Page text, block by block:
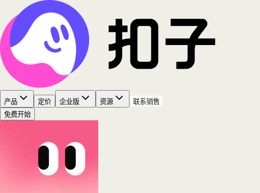
产品 定价 企业版 资源
联系销售
免费开始